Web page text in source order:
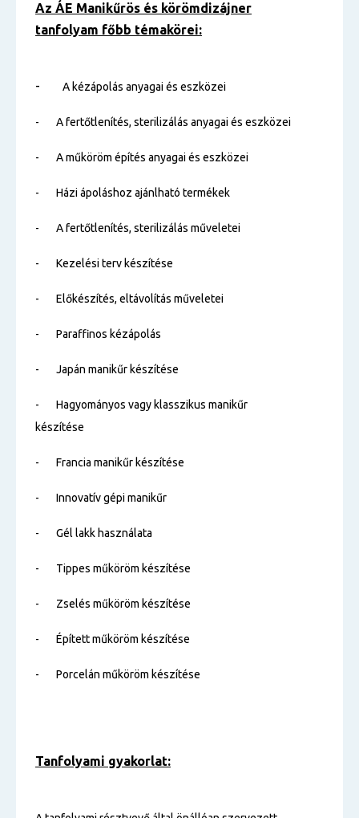
Az ÁE Manikűrös és körömdizájner
tanfolyam főbb témakörei:
- A kézápolás anyagai és eszközei
- A fertőtlenítés, sterilizálás anyagai és eszközei
- A műköröm építés anyagai és eszközei
- Házi ápoláshoz ajánlható termékek
- A fertőtlenítés, sterilizálás műveletei
- Kezelési terv készítése
- Előkészítés, eltávolítás műveletei
- Paraffinos kézápolás
- Japán manikűr készítése
- Hagyományos vagy klasszikus manikűr
készítése
- Francia manikűr készítése
- Innovatív gépi manikűr
- Gél lakk használata
- Tippes műköröm készítése
- Zselés műköröm készítése
- Épített műköröm készítése
- Porcelán műköröm készítése
Tanfolyami gyakorlat: